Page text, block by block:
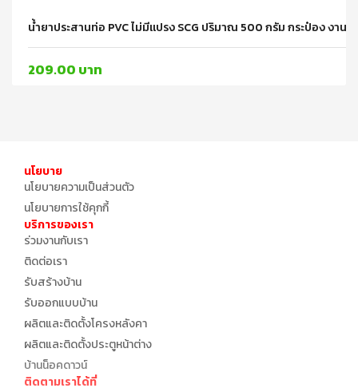
น้ำยาประสานท่อ PVC ไม่มีแปรง SCG ปริมาณ 500 กรัม กระป๋อง งานร
209.00 บาท
นโยบาย
นโยบายความเป็นส่วนตัว
นโยบายการใช้คุกกี้
บริการของเรา
ร่วมงานกับเรา
ติดต่อเรา
รับสร้างบ้าน
รับออกแบบบ้าน
ผลิตและติดตั้งโครงหลังคา
ผลิตและติดตั้งประตูหน้าต่าง
บ้านน็อคดาวน์
ติดตามเราได้ที่